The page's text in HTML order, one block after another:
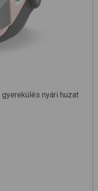
gyerekülés nyári huzat